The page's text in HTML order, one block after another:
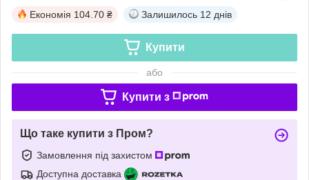
Економія 104.70 ₴ Залишилось 12 днів
Купити
або
Купити з
Що таке купити з Пром?
Замовлення під захистом
Доступна доставка